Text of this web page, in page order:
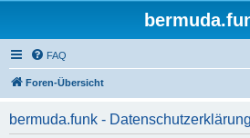
FAQ
Foren-Übersicht
bermuda.funk - Datenschutzerklärung